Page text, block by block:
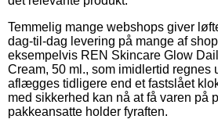
Temmelig mange webshops giver
dag-til-dag levering på mange af
eksempelvis REN Skincare Glow
Cream, 50 ml., som imidlertid regnes
aflægges tidligere end et fastslået
med sikkerhed kan nå at få varen på
pakkeansatte holder fyraften.